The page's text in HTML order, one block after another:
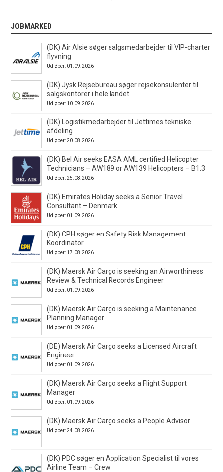
JOBMARKED
(DK) Air Alsie søger salgsmedarbejder til VIP-charter
flyvning
Udløber: 01.09.2026
(DK) Jysk Rejsebureau søger rejsekonsulenter til
salgskontorer i hele landet
Udløber: 10.09.2026
(DK) Logistikmedarbejder til Jettimes tekniske
afdeling
Udløber: 20.08.2026
(DK) Bel Air seeks EASA AML certified Helicopter
Technicians – AW189 or AW139 Helicopters – B1.3
Udløber: 25.08.2026
(DK) Emirates Holiday seeks a Senior Travel
Consultant – Denmark
Udløber: 01.09.2026
(DK) CPH søger en Safety Risk Management
Koordinator
Udløber: 17.08.2026
(DK) Maersk Air Cargo is seeking an Airworthiness
Review & Technical Records Engineer
Udløber: 01.09.2026
(DK) Maersk Air Cargo is seeking a Maintenance
Planning Manager
Udløber: 01.09.2026
(DE) Maersk Air Cargo seeks a Licensed Aircraft
Engineer
Udløber: 01.09.2026
(DK) Maersk Air Cargo seeks a Flight Support
Manager
Udløber: 01.09.2026
(DK) Maersk Air Cargo seeks a People Advisor
Udløber: 24.08.2026
(DK) PDC søger en Application Specialist til vores
Airline Team – Crew